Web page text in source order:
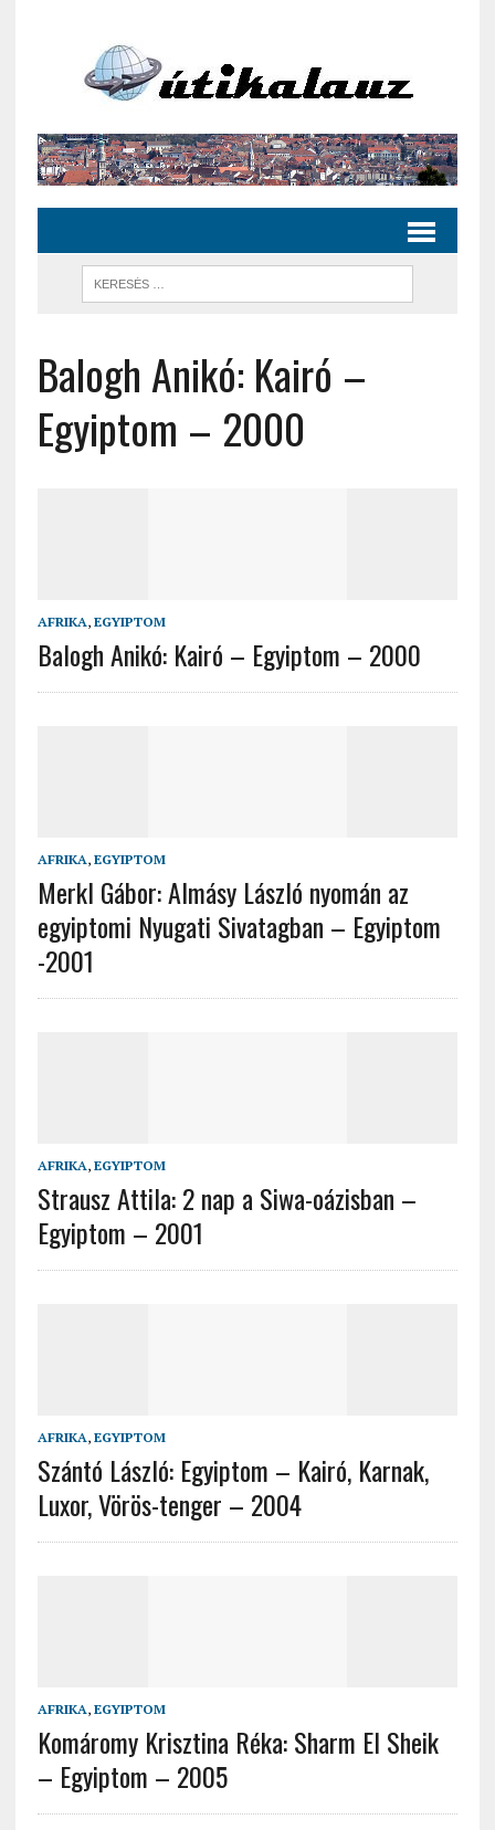
Balogh Anikó: Kairó –
Egyiptom – 2000
AFRIKA, EGYIPTOM
Balogh Anikó: Kairó – Egyiptom – 2000
AFRIKA, EGYIPTOM
Merkl Gábor: Almásy László nyomán az
egyiptomi Nyugati Sivatagban – Egyiptom
-2001
AFRIKA, EGYIPTOM
Strausz Attila: 2 nap a Siwa-oázisban –
Egyiptom – 2001
AFRIKA, EGYIPTOM
Szántó László: Egyiptom – Kairó, Karnak,
Luxor, Vörös-tenger – 2004
AFRIKA, EGYIPTOM
Komáromy Krisztina Réka: Sharm El Sheik
– Egyiptom – 2005